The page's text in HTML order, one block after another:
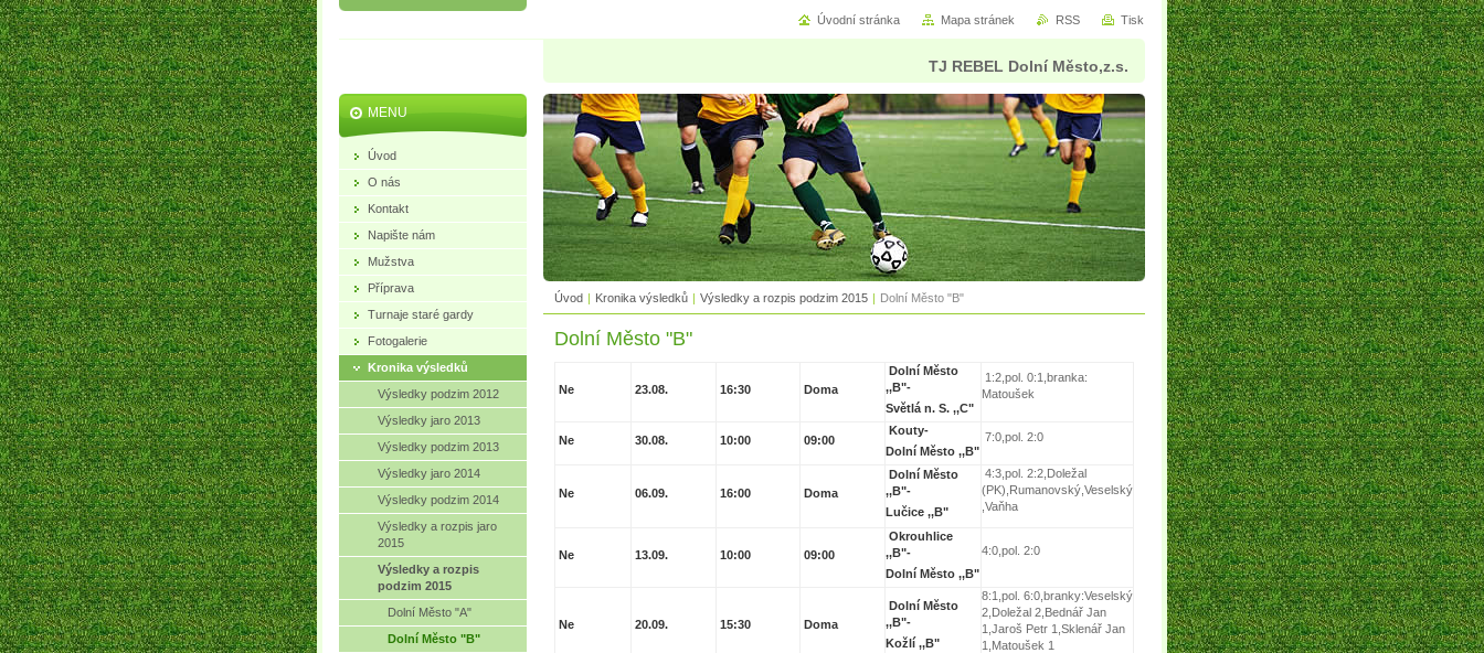
TJ REBEL Dolní Město,z.s.
Úvod | Kronika výsledků | Výsledky a rozpis podzim 2015 | Dolní Město "B"
Dolní Město "B"
Ne 23.08. 16:30 Doma
Dolní Město
,,B"-
Světlá n. S. ,,C"
1:2,pol. 0:1,branka:
Matoušek
Ne 30.08. 10:00 09:00
Kouty-
Dolní Město ,,B"
7:0,pol. 2:0
Ne 06.09. 16:00 Doma
Dolní Město
,,B"-
Lučice ,,B"
4:3,pol. 2:2,Doležal
(PK),Rumanovský,Veselský
,Vaňha
Ne 13.09. 10:00 09:00
Okrouhlice
,,B"-
Dolní Město ,,B"
4:0,pol. 2:0
Ne 20.09. 15:30 Doma
Dolní Město
,,B"-
Kožlí ,,B"
8:1,pol. 6:0,branky:Veselský
2,Doležal 2,Bednář Jan
1,Jaroš Petr 1,Sklenář Jan
1,Matoušek 1
MENU
Úvod
O nás
Kontakt
Napište nám
Mužstva
Příprava
Turnaje staré gardy
Fotogalerie
Kronika výsledků
Výsledky podzim 2012
Výsledky jaro 2013
Výsledky podzim 2013
Výsledky jaro 2014
Výsledky podzim 2014
Výsledky a rozpis jaro
2015
Výsledky a rozpis
podzim 2015
Dolní Město "A"
Dolní Město "B"
Úvodní stránka Mapa stránek RSS Tisk